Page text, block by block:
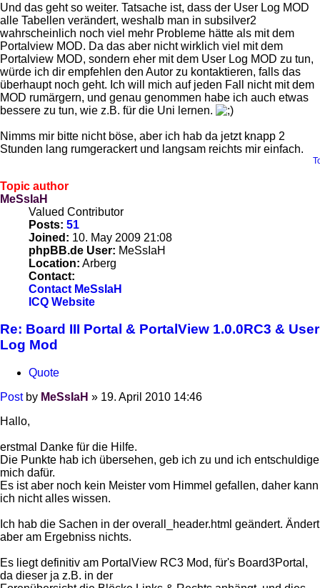
Und das geht so weiter. Tatsache ist, dass der User Log MOD
alle Tabellen verändert, weshalb man in subsilver2
wahrscheinlich noch viel mehr Probleme hätte als mit dem
Portalview MOD. Da das aber nicht wirklich viel mit dem
Portalview MOD, sondern eher mit dem User Log MOD zu tun,
würde ich dir empfehlen den Autor zu kontaktieren, falls das
überhaupt noch geht. Ich will mich auf jeden Fall nicht mit dem
MOD rumärgern, und genau genommen habe ich auch etwas
bessere zu tun, wie z.B. für die Uni lernen.
Nimms mir bitte nicht böse, aber ich hab da jetzt knapp 2
Stunden lang rumgerackert und langsam reichts mir einfach.
Topic author
MeSsIaH
Valued Contributor
Posts: 51
Joined: 10. May 2009 21:08
phpBB.de User: MeSsIaH
Location: Arberg
Contact:
Contact MeSsIaH
ICQ Website
Re: Board III Portal & PortalView 1.0.0RC3 & User
Log Mod
Quote
Post by MeSsIaH » 19. April 2010 14:46
Hallo,
erstmal Danke für die Hilfe.
Die Punkte hab ich übersehen, geb ich zu und ich entschuldige
mich dafür.
Es ist aber noch kein Meister vom Himmel gefallen, daher kann
ich nicht alles wissen.
Ich hab die Sachen in der overall_header.html geändert. Ändert
aber am Ergebniss nichts.
Es liegt definitiv am PortalView RC3 Mod, für's Board3Portal,
da dieser ja z.B. in der